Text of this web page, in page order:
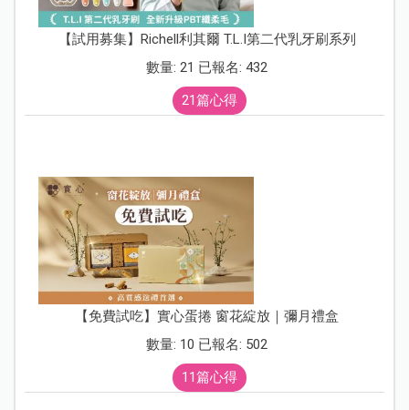
【試用募集】Richell利其爾 T.L.I第二代乳牙刷系列
數量: 21 已報名: 432
21篇心得
【免費試吃】實心蛋捲 窗花綻放｜彌月禮盒
數量: 10 已報名: 502
11篇心得